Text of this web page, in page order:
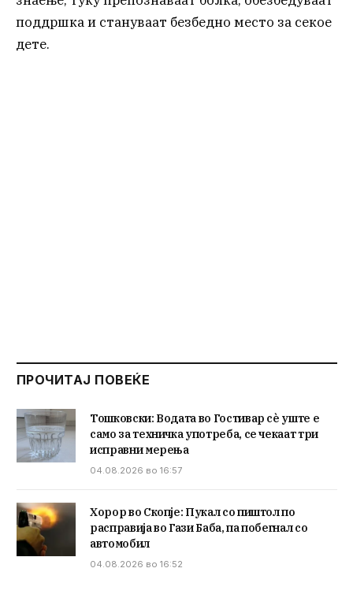
поддршка и стануваат безбедно место за секое
дете.
ПРОЧИТАЈ ПОВЕЌЕ
Тошковски: Водата во Гостивар сè уште е
само за техничка употреба, се чекаат три
исправни мерења
04.08.2026 во 16:57
Хорор во Скопје: Пукал со пиштол по
расправија во Гази Баба, па побегнал со
автомобил
04.08.2026 во 16:52